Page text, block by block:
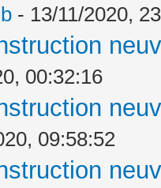
- 13/11/2020,
00:32:16
09:58:52